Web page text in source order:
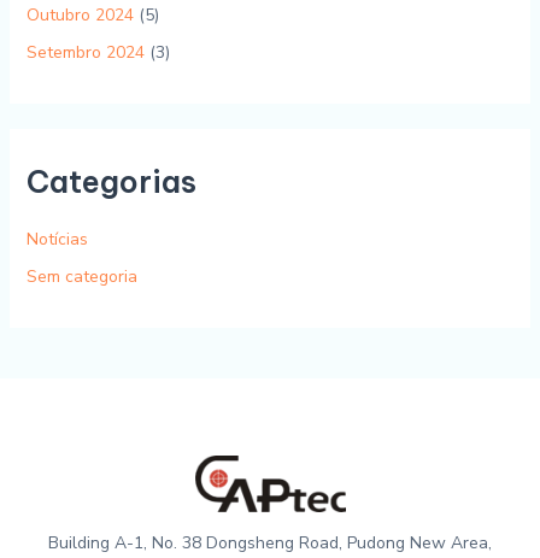
Outubro 2024(5)
Setembro 2024(3)
Categorias
Notícias
Sem categoria
Building A-1, No. 38 Dongsheng Road, Pudong New Area,